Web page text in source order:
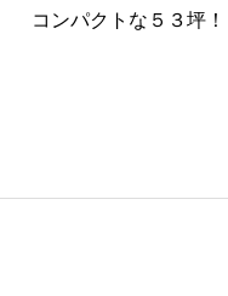
コンパクトな５３坪！